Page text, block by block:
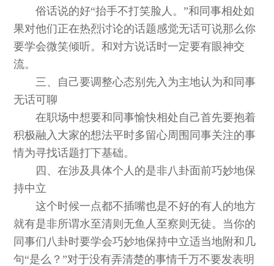
俗话说的好“抬手不打笑脸人。”和同事相处如
果对他们正在热烈讨论的话题感觉无话可说那么你
要学会微笑倾听。和对方说话时一定要有眼神交
流。
三、自己要调整心态别先入为主地认为和同事
无话可聊
在职场中想要和同事愉快相处自己首先要抱着
积极融入大家的想法平时多留心周围同事关注的事
情为寻找话题打下基础。
四、在涉及具体个人的是非八卦面前巧妙地保
持中立
这个时候一点都不插嘴也是不好的有人的地方
就有是非所谓水至清则无鱼人至察则无徒。当你的
同事们八卦时要学会巧妙地保持中立适当地附和几
句“是么？”对于没有弄清楚的事情千万不要发表明